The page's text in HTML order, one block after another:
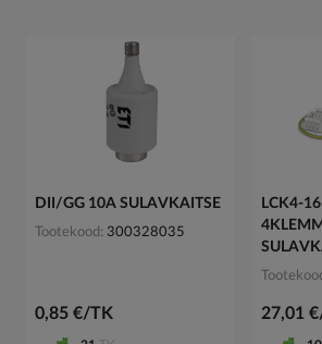
DII/GG 10A SULAVKAITSE
Tootekood 300328035
0,85 €/TK
LCK4-
27,01